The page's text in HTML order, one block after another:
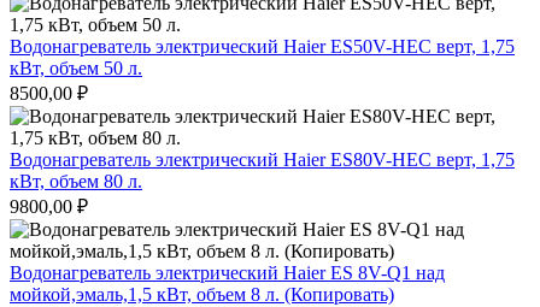
Водонагреватель электрический Haier ES50V-НЕС верт, 1,75
кВт, объем 50 л.
8500,00 ₽
Водонагреватель электрический Haier ES80V-НЕС верт, 1,75
кВт, объем 80 л.
9800,00 ₽
Водонагреватель электрический Haier ES 8V-Q1 над
мойкой,эмаль,1,5 кВт, объем 8 л. (Копировать)